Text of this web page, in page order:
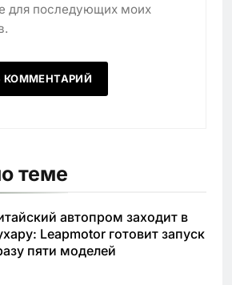
для последующих моих
теме
автопром заходит в
Leapmotor готовит запуск
пяти моделей